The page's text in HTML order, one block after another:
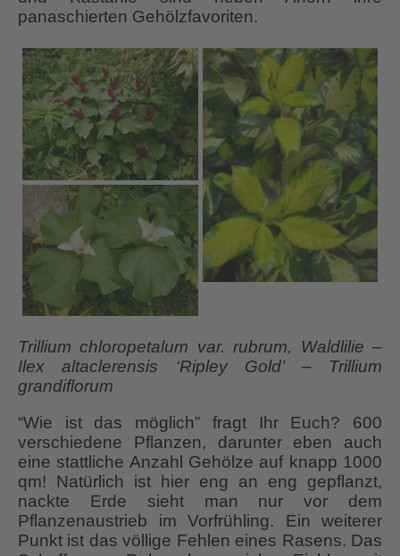
panaschierten Gehölzfavoriten.
Trillium chloropetalum var. rubrum, Waldlilie –
Ilex altaclerensis ‘Ripley Gold’ – Trillium
grandiflorum
“Wie ist das möglich” fragt Ihr Euch? 600
verschiedene Pflanzen, darunter eben auch
eine stattliche Anzahl Gehölze auf knapp 1000
qm! Natürlich ist hier eng an eng gepflanzt,
nackte Erde sieht man nur vor dem
Pflanzenaustrieb im Vorfrühling. Ein weiterer
Punkt ist das völlige Fehlen eines Rasens. Das